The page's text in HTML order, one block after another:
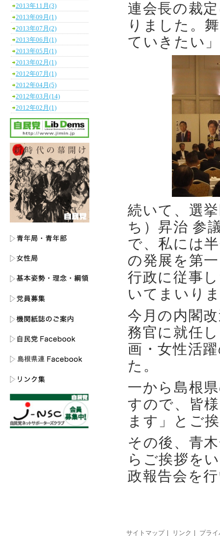
連会長の裁
りました。
ていきたい
続いて、選
ち）昇治 参
で、私には
の発展を第
行政に従事
いてまいり
今月の内閣
務官に就任
画・女性活
た。
一から島根
すので、皆
ます」とご
その後、青
らご挨拶を
政報告会を
2013年11月(3)
2013年09月(1)
2013年07月(2)
2013年06月(1)
2013年05月(1)
2013年02月(1)
2012年07月(1)
2012年04月(5)
2012年03月(14)
2012年02月(1)
サイトマップ｜ リンク プラ